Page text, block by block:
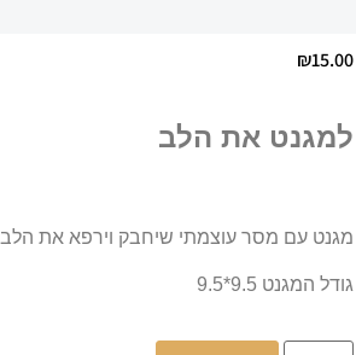
₪15.00
למגנט את הלב
מגנט עם מסר עוצמתי שיחבק וירפא את הלב
גודל המגנט 9.5*9.5